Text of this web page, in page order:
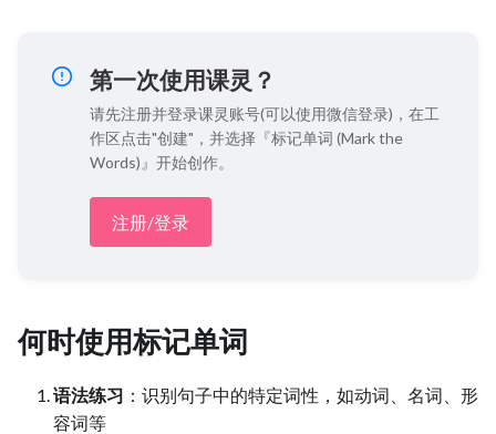
第一次使用课灵？
请先注册并登录课灵账号(可以使用微信登录)，在工
作区点击"创建"，并选择『标记单词 (Mark the
Words)』开始创作。
注册/登录
何时使用标记单词
语法练习 ：识别句子中的特定词性，如动词、名词、形
容词等